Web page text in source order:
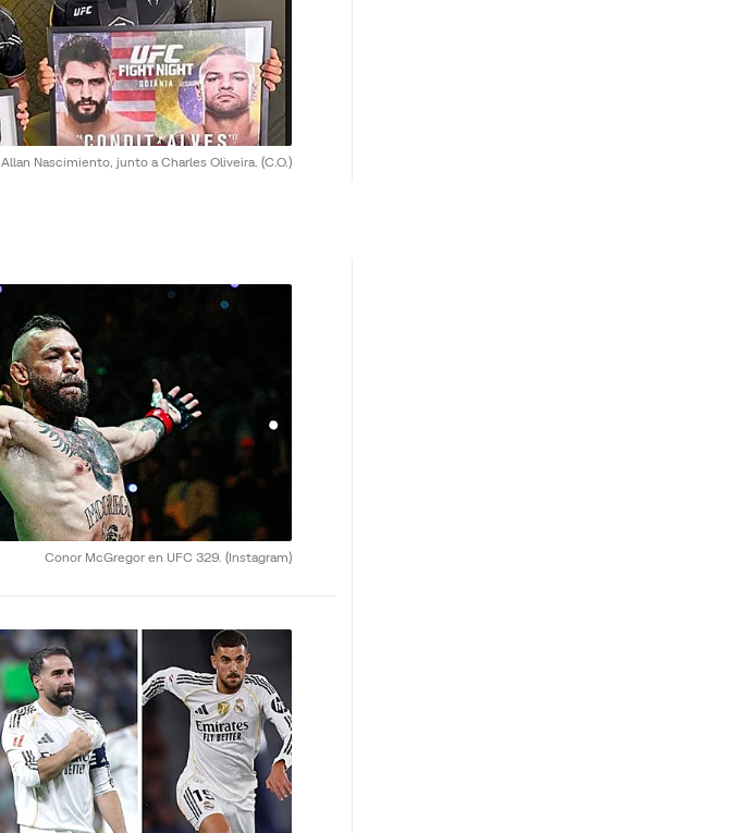
Allan Nascimiento, junto a Charles Oliveira. (C.O.)
Conor McGregor en UFC 329. (Instagram)